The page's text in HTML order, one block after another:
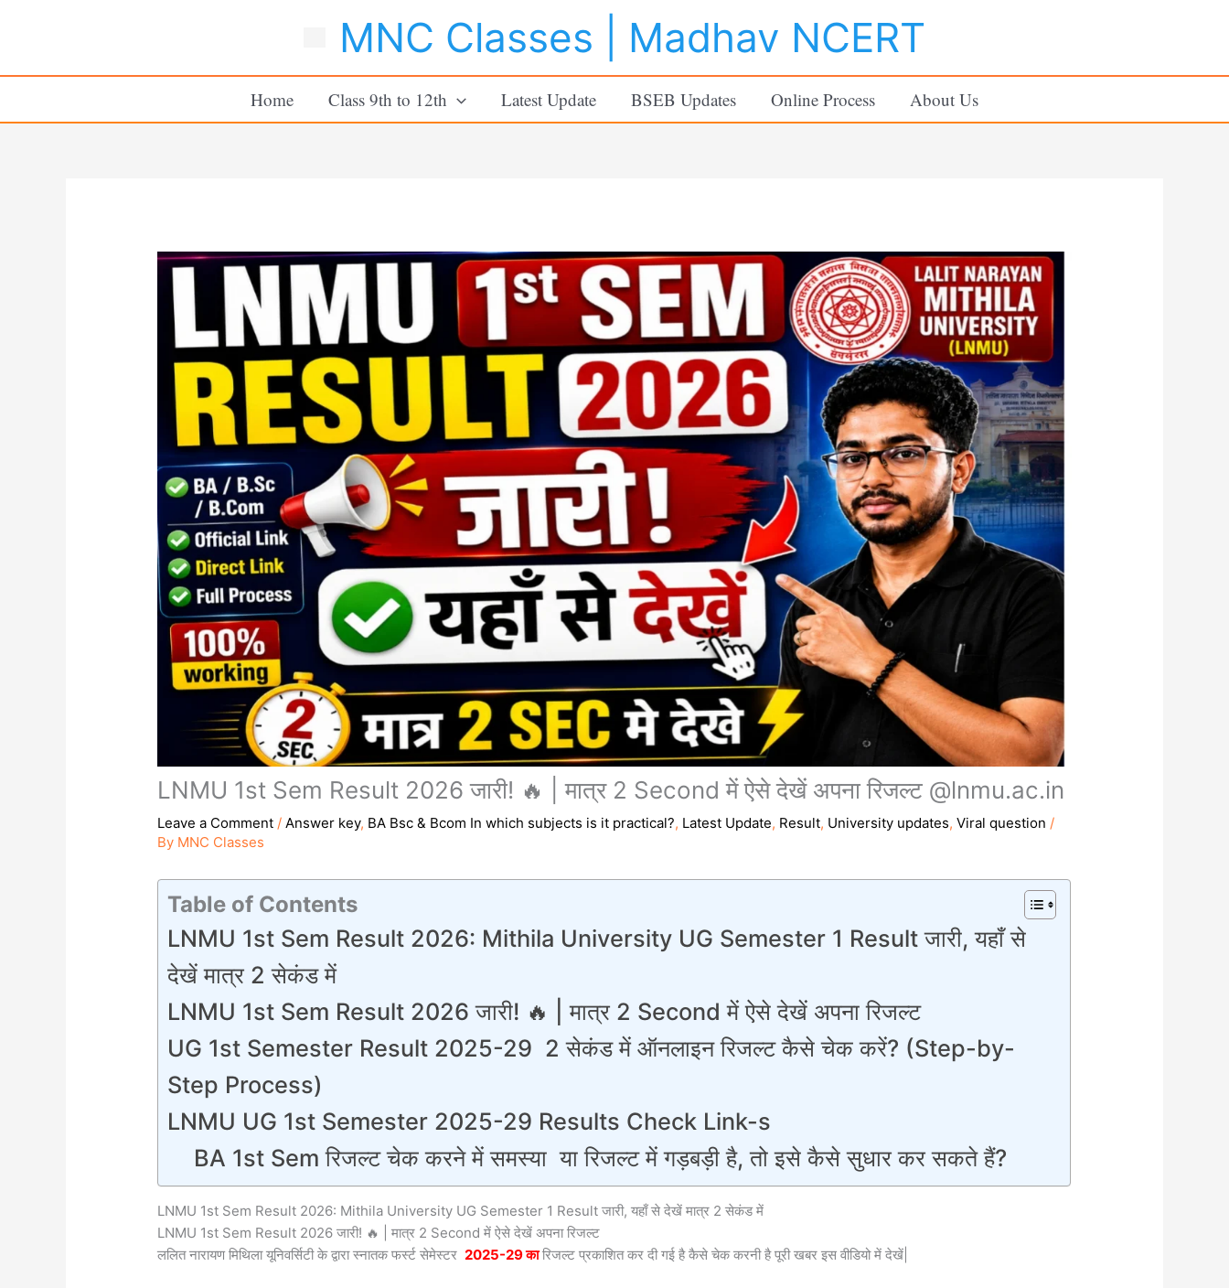
MNC Classes | Madhav NCERT
Home Class 9th to 12th Latest Update BSEB Updates Online Process About Us
LNMU 1st Sem Result 2026 जारी! 🔥 | मात्र 2 Second में ऐसे देखें अपना रिजल्ट @lnmu.ac.in
Leave a Comment / Answer key, BA Bsc & Bcom In which subjects is it practical?, Latest Update, Result, University updates,Viral question /
By MNC Classes
Table of Contents
LNMU 1st Sem Result 2026: Mithila University UG Semester 1 Result जारी, यहाँ से
देखें मात्र 2 सेकंड में
LNMU 1st Sem Result 2026 जारी! 🔥 | मात्र 2 Second में ऐसे देखें अपना रिजल्ट
UG 1st Semester Result 2025-29 2 सेकंड में ऑनलाइन रिजल्ट कैसे चेक करें? (Step-by-
Step Process)
LNMU UG 1st Semester 2025-29 Results Check Link-s
BA 1st Sem रिजल्ट चेक करने में समस्या या रिजल्ट में गड़बड़ी है, तो इसे कैसे सुधार कर सकते हैं?
LNMU 1st Sem Result 2026: Mithila University UG Semester 1 Result जारी, यहाँ से देखें मात्र 2 सेकंड में
LNMU 1st Sem Result 2026 जारी! 🔥 | मात्र 2 Second में ऐसे देखें अपना रिजल्ट
ललित नारायण मिथिला यूनिवर्सिटी के द्वारा स्नातक फर्स्ट सेमेस्टर 2025-29 का रिजल्ट प्रकाशित कर दी गई है कैसे चेक करनी है पूरी खबर इस वीडियो में देखें|